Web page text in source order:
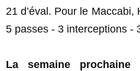
21 d’éval. Pour le
5 passes - 3 interceptions -
La semaine prochaine